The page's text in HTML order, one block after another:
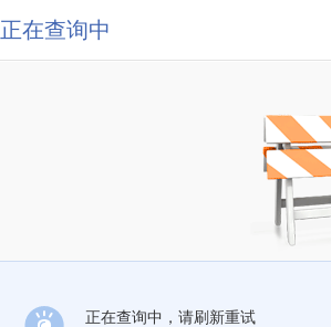
正在查询中
正在查询中，请刷新重试